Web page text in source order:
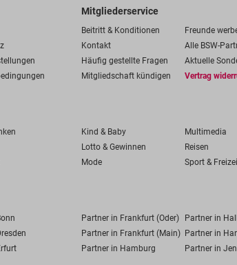
Mitgliederservice
Beitritt & Konditionen
Freunde
Kontakt
Alle BSW-
Häufig gestellte Fragen
Aktuelle
Mitgliedschaft kündigen
Vertrag
Kind & Baby
Multimedia
Lotto & Gewinnen
Reisen
Mode Sport &
Partner in Frankfurt (Oder) Partner in
Partner in Frankfurt (Main) Partner in
Partner in Hamburg Partner in